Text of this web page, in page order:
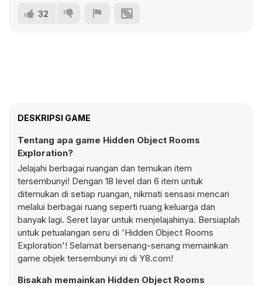
32
DESKRIPSI GAME
Tentang apa game Hidden Object Rooms
Exploration?
Jelajahi berbagai ruangan dan temukan item
tersembunyi! Dengan 18 level dan 6 item untuk
ditemukan di setiap ruangan, nikmati sensasi mencari
melalui berbagai ruang seperti ruang keluarga dan
banyak lagi. Seret layar untuk menjelajahinya. Bersiaplah
untuk petualangan seru di 'Hidden Object Rooms
Exploration'! Selamat bersenang-senang memainkan
game objek tersembunyi ini di Y8.com!
Bisakah memainkan Hidden Object Rooms